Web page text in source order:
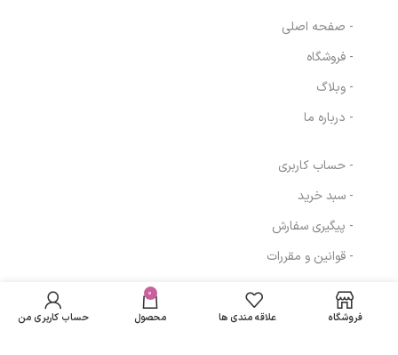
- صفحه اصلی
- فروشگاه
- وبلاگ
- درباره ما
- حساب کاربری
- سبد خرید
- پیگیری سفارش
- قوانین و مقررات
مسیرهای ارتباطی
و روشن کننده 1,244,390 تومان
باشد فروشگاه علاقه مندی ها
0
محصول حساب کاربری من